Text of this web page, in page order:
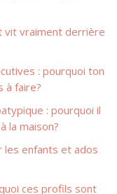
vit vraiment derrière
: pourquoi ton
à faire?
: pourquoi il
la maison?
les enfants et ados
ces profils sont